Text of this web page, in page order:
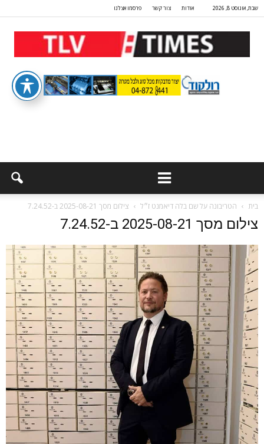
שבת, אוגוסט 8, 2026 אודות צור קשר פרסמו אצלנו
בית הטריבונה על שם בלה דיאמנט ז״ל צילום מסך 2025-08-21 ב-7.24.52
צילום מסך 2025-08-21 ב-7.24.52